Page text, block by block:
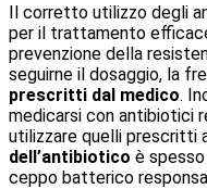
Il corretto utilizzo degli
per il trattamento
prevenzione della
seguirne il dosaggio, la
prescritti dal medico.
medicarsi con antibiotici
utilizzare quelli prescritti
dell’antibiotico è
ceppo batterico